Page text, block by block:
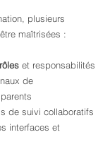
plusieurs
maîtrisées :
et responsabilités
de
de suivi collaboratifs
interfaces et